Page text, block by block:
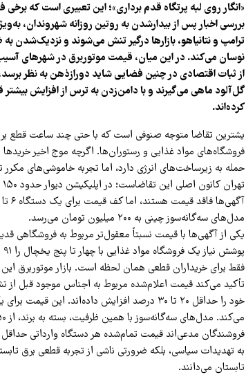
«انگار روی لبه پرتگاه قدم برداری»؛ این تعبیری است که
بررسی اخبار پس از بیدارشدن به روتین روزانه شهروندان،
ترامپ و نتانیاهو، بازارها درگیر تنش می‌شوند و
نوسان می‌کند. در این میان، قیمت موتوربرق در شهرهای
از ثبات اقتصادی در چنین فضایی شاید دورازذهن به نظر
گل‌آلود ماهی می‌گیرند و با دامن‌زدن به ترس از افزایش بیشتر
کرده‌اند.
یشترین تقاضا متوجه صنوفی است که با حتی چند ساعت قطع
فروشگاه‌های مواد غذایی و رستوران‌ها. اگرچه موج اخیر خریدها
حمله به زیرساخت‌های انرژی دارد، اما تجربه خاموشی‌های
مدل‌های سه‌گانه‌سوز چینی به ۲۰۰ میلیون تومان می‌رسد.
یکی از آگهی‌ها با قیمت نسبتاً معقول‌تر مربوط به فروشگاهی
فقط برای خریداران قطعی همان لحظه است. بازار موتوربرق
تأکید می‌کند قیمت اعلام‌شده مربوط به اجناس موجود قبل
فروشندگان مدعی‌اند قیمت تمام‌شده هر دستگاه وارداتی حداقل
به تهدیدات سیاسی، بلکه ضرورتی ناشی از تجربه قطعی برق
تابستان می‌دانند.